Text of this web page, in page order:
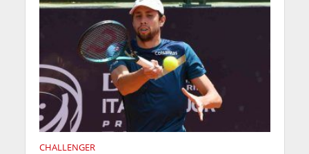
CHALLENGER